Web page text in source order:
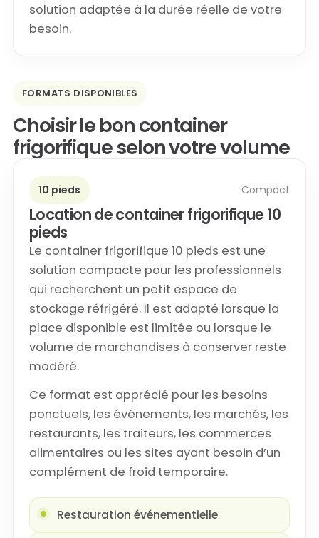
solution adaptée à la durée réelle de votre
besoin.
FORMATS DISPONIBLES
Choisir le bon container
frigorifique selon votre volume
10 pieds Compact
Location de container frigorifique 10
pieds
Le container frigorifique 10 pieds est une
solution compacte pour les professionnels
qui recherchent un petit espace de
stockage réfrigéré. Il est adapté lorsque la
place disponible est limitée ou lorsque le
volume de marchandises à conserver reste
modéré.
Ce format est apprécié pour les besoins
ponctuels, les événements, les marchés, les
restaurants, les traiteurs, les commerces
alimentaires ou les sites ayant besoin d’un
complément de froid temporaire.
Restauration événementielle